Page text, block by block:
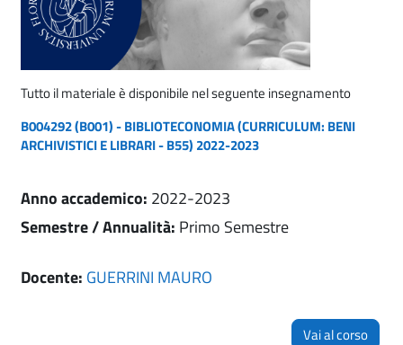
Tutto il materiale è disponibile nel seguente insegnamento
B004292 (B001) - BIBLIOTECONOMIA (CURRICULUM: BENI
ARCHIVISTICI E LIBRARI - B55) 2022-2023
Anno accademico: 2022-2023
Semestre / Annualità: Primo Semestre
Docente: GUERRINI MAURO
Vai al corso